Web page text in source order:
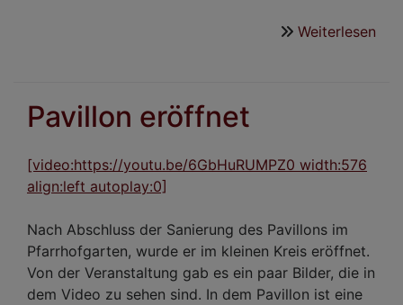
Weiterlesen
Pavillon eröffnet
[video:https://youtu.be/6GbHuRUMPZ0 width:576
align:left autoplay:0]
Nach Abschluss der Sanierung des Pavillons im
Pfarrhofgarten, wurde er im kleinen Kreis eröffnet.
Von der Veranstaltung gab es ein paar Bilder, die in
dem Video zu sehen sind. In dem Pavillon ist eine